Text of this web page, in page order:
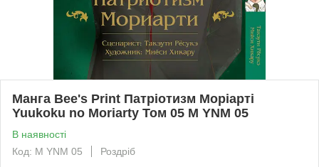
Манга Bee's Print Патріотизм Моріарті
Yuukoku no Moriarty Том 05 M YNM 05
В наявності
Код: M YNM 05
Роздріб